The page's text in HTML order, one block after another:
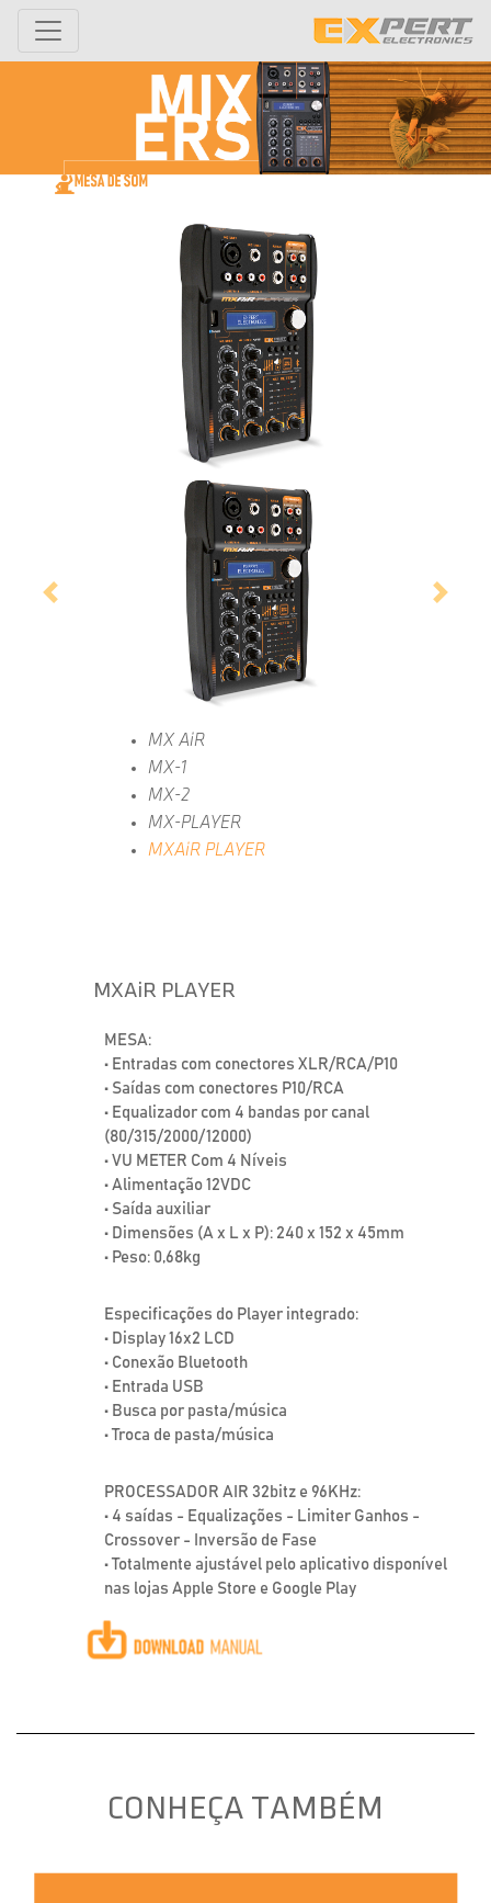
Previous Next
MX AiR
MX-1
MX-2
MX-PLAYER
MXAiR PLAYER
MXAiR PLAYER
MESA:
• Entradas com conectores XLR/RCA/P10
• Saídas com conectores P10/RCA
• Equalizador com 4 bandas por canal
(80/315/2000/12000)
• VU METER Com 4 Níveis
• Alimentação 12VDC
• Saída auxiliar
• Dimensões (A x L x P): 240 x 152 x 45mm
• Peso: 0,68kg
Especificações do Player integrado:
• Display 16x2 LCD
• Conexão Bluetooth
• Entrada USB
• Busca por pasta/música
• Troca de pasta/música
PROCESSADOR AIR 32bitz e 96KHz:
• 4 saídas - Equalizações - Limiter Ganhos -
Crossover - Inversão de Fase
• Totalmente ajustável pelo aplicativo disponível
nas lojas Apple Store e Google Play
CONHEÇA TAMBÉM